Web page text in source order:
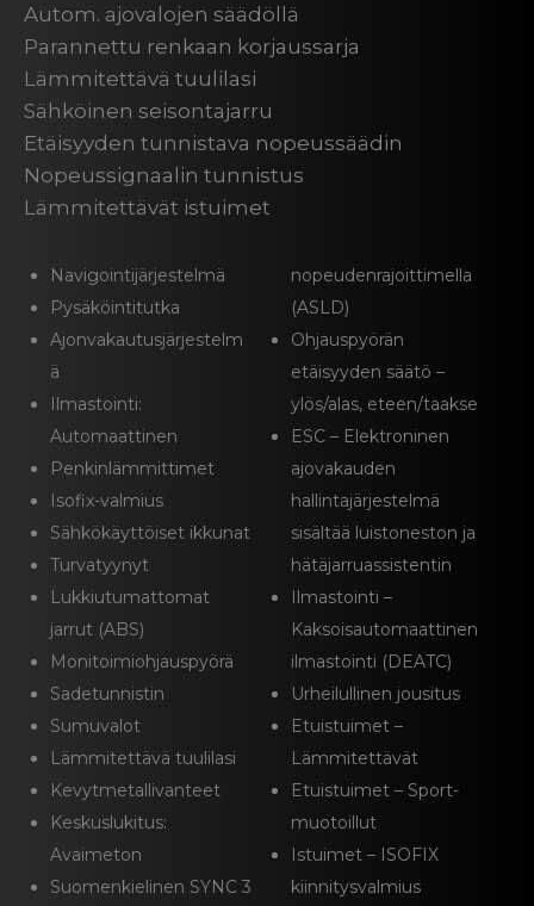
Autom. ajovalojen säädöllä
Parannettu renkaan korjaussarja
Lämmitettävä tuulilasi
Sähköinen seisontajarru
Etäisyyden tunnistava nopeussäädin
Nopeussignaalin tunnistus
Lämmitettävät istuimet
Navigointijärjestelmä
Pysäköintitutka
Ajonvakautusjärjestelm
ä
Ilmastointi:
Automaattinen
Penkinlämmittimet
Isofix-valmius
Sähkökäyttöiset ikkunat
Turvatyynyt
Lukkiutumattomat
jarrut (ABS)
Monitoimiohjauspyörä
Sadetunnistin
Sumuvalot
Lämmitettävä tuulilasi
Kevytmetallivanteet
Keskuslukitus:
Avaimeton
Suomenkielinen SYNC 3
nopeudenrajoittimella
(ASLD)
Ohjauspyörän
etäisyyden säätö –
ylös/alas, eteen/taakse
ESC – Elektroninen
ajovakauden
hallintajärjestelmä
sisältää luistoneston ja
hätäjarruassistentin
Ilmastointi –
Kaksoisautomaattinen
ilmastointi (DEATC)
Urheilullinen jousitus
Etuistuimet –
Lämmitettävät
Etuistuimet – Sport-
muotoillut
Istuimet – ISOFIX
kiinnitysvalmius